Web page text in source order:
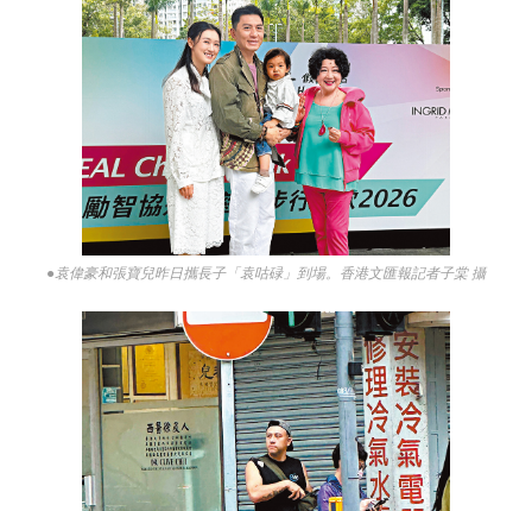
●袁偉豪和張寶兒昨日攜長子「袁咕碌」到場。香港文匯報記者子棠 攝